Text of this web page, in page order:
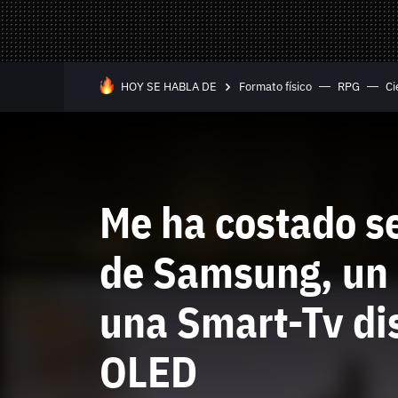
HOY SE HABLA DE Formato físico RPG
Me ha costado
de Samsung,
una Smart-Tv
OLED
Selección
Trivia
Juegos Online
Mandos y
Todo hardware
Whatsapp
TwitchTikTokInstagram